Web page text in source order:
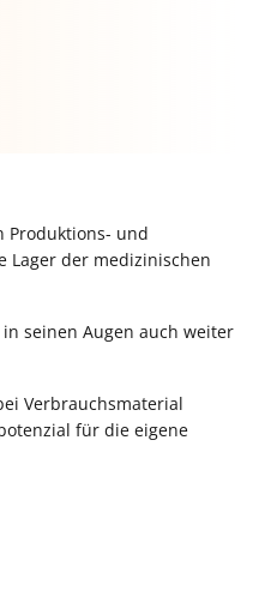
Produktions- und
Lager der medizinischen
seinen Augen auch weiter
Verbrauchsmaterial
für die eigene